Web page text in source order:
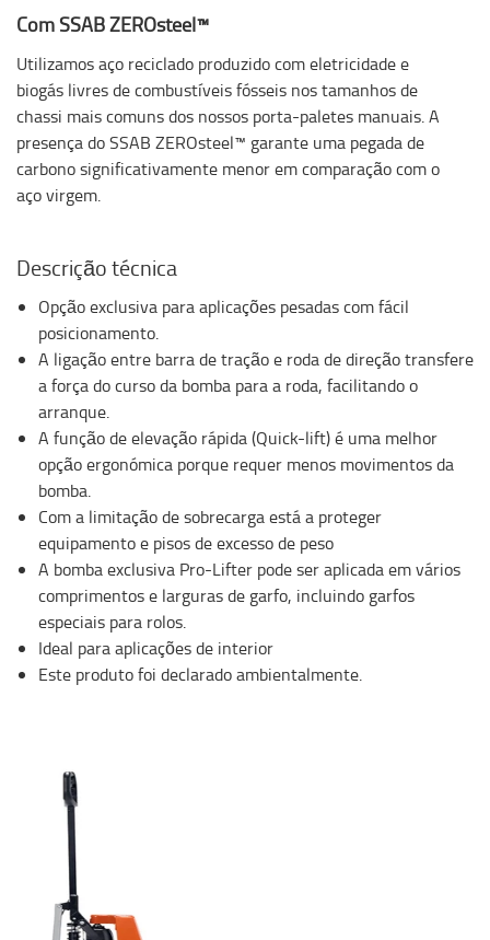
Com SSAB ZEROsteel™
Utilizamos aço reciclado produzido com eletricidade e
biogás livres de combustíveis fósseis nos tamanhos de
chassi mais comuns dos nossos porta-paletes manuais. A
presença do SSAB ZEROsteel™ garante uma pegada de
carbono significativamente menor em comparação com o
aço virgem.
Descrição técnica
Opção exclusiva para aplicações pesadas com fácil
posicionamento.
A ligação entre barra de tração e roda de direção transfere
a força do curso da bomba para a roda, facilitando o
arranque.
A função de elevação rápida (Quick-lift) é uma melhor
opção ergonómica porque requer menos movimentos da
bomba.
Com a limitação de sobrecarga está a proteger
equipamento e pisos de excesso de peso
A bomba exclusiva Pro-Lifter pode ser aplicada em vários
comprimentos e larguras de garfo, incluindo garfos
especiais para rolos.
Ideal para aplicações de interior
Este produto foi declarado ambientalmente.